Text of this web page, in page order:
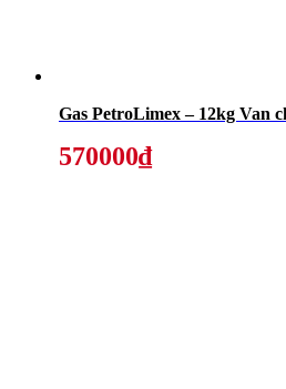
Gas PetroLimex – 12kg Van
570000₫